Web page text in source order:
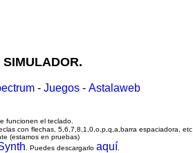
- Juegos - Astalaweb
funcionen el teclado.
con flechas, 5,6,7,8,1,0,o,p,q,a,barra espaciadora, etc
(estamos en pruebas)
. Puedes descargarlo aquí